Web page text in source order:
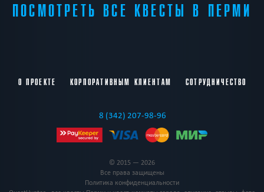
ПОСМОТРЕТЬ ВСЕ КВЕСТЫ В ПЕРМИ
О ПРОЕКТЕ КОРПОРАТИВНЫМ КЛИЕНТАМ СОТРУДНИЧЕСТВО
8 (342) 207-98-96
© 2015 — 2026
Все права защищены
Политика конфиденциальности